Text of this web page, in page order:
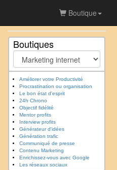
Boutique
Boutiques
Améliorer votre Productivité
Procrastination ou organisation
Le bon état d'esprit
24h Chrono
Objectif fidélité
Mentor profits
Interview profits
Générateur d'idées
Génération trafic
Communiqué de presse
Contenu Marketing
Enrichissez-vous avec Google
Les réseaux sociaux